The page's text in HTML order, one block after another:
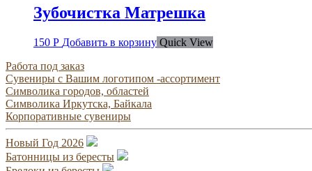
Зубочистка Матрешка
150 Р Добавить в корзину Quick View
Работа под заказ
Сувениры с Вашим логотипом -ассортимент
Символика городов, областей
Символика Иркутска, Байкала
Корпоративные сувениры
Новый Год 2026
Батонницы из бересты